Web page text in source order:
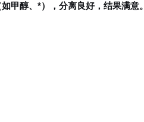
甲醇、*），分离良好，结果满意。